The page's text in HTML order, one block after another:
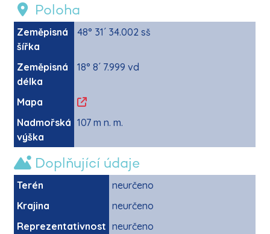
Poloha
Zeměpisná
šířka
48° 31´ 34.002 sš
Zeměpisná
délka
18° 8´ 7.999 vd
Mapa
Nadmořská
výška
107 m n. m.
Doplňující údaje
Terén
neurčeno
Krajina
neurčeno
Reprezentativnost neurčeno